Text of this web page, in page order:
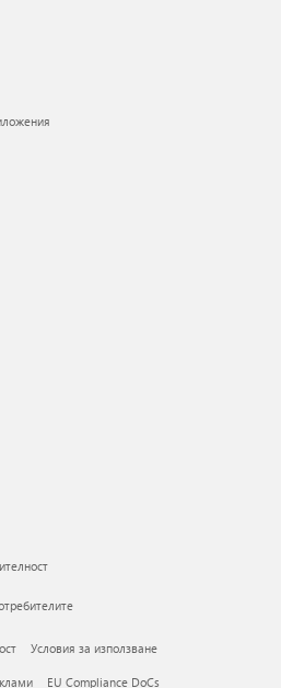
Условия за използване
EU Compliance DoCs